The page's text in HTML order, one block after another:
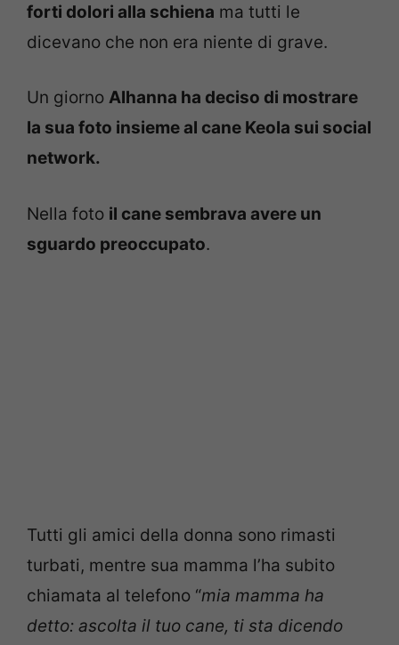
forti dolori alla schiena ma tutti le
dicevano che non era niente di grave.
Un giorno Alhanna ha deciso di mostrare
la sua foto insieme al cane Keola sui social
network.
Nella foto il cane sembrava avere un
sguardo preoccupato.
Tutti gli amici della donna sono rimasti
turbati, mentre sua mamma l’ha subito
chiamata al telefono “mia mamma ha
detto: ascolta il tuo cane, ti sta dicendo